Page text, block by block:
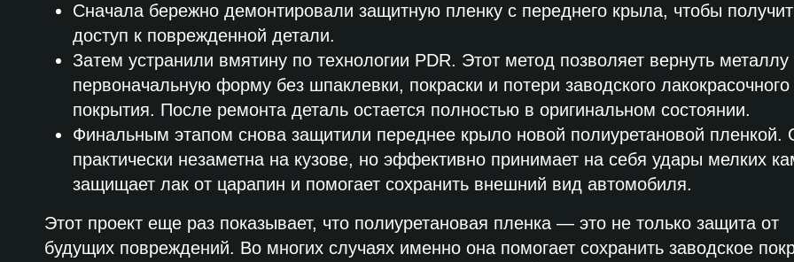
Сначала бережно демонтировали защитную пленку с переднего крыла, чтобы
доступ к поврежденной детали.
Затем устранили вмятину по технологии PDR. Этот метод позволяет вернуть металлу
первоначальную форму без шпаклевки, покраски и потери заводского лакокрасочного
покрытия. После ремонта деталь остается полностью в оригинальном состоянии.
Финальным этапом снова защитили переднее крыло новой полиуретановой пленкой.
практически незаметна на кузове, но эффективно принимает на себя удары мелких
защищает лак от царапин и помогает сохранить внешний вид автомобиля.
Этот проект еще раз показывает, что полиуретановая пленка — это не только защита от
будущих повреждений. Во многих случаях именно она помогает сохранить заводское